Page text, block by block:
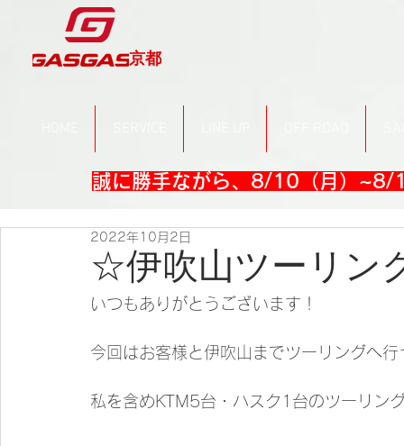
京都
誠に勝手ながら、8/10（月）~8/
☆伊吹山ツーリン
2022年10月2日
いつもありがとうございます！
今回はお客様と伊吹山までツーリングへ
私を含めKTM5台・ハスク1台のツーリン